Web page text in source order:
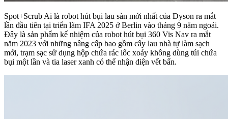
Spot+Scrub Ai là robot hút bụi lau sàn mới nhất của Dyson ra mắt
lần đầu tiên tại triển lãm IFA 2025 ở Berlin vào tháng 9 năm ngoái.
Đây là sản phẩm kế nhiệm của robot hút bụi 360 Vis Nav ra mắt
năm 2023 với những nâng cấp bao gồm cây lau nhà tự làm sạch
mới, trạm sạc sử dụng hộp chứa rác lốc xoáy không dùng túi chứa
bụi một lần và tia laser xanh có thể nhận diện vết bẩn.